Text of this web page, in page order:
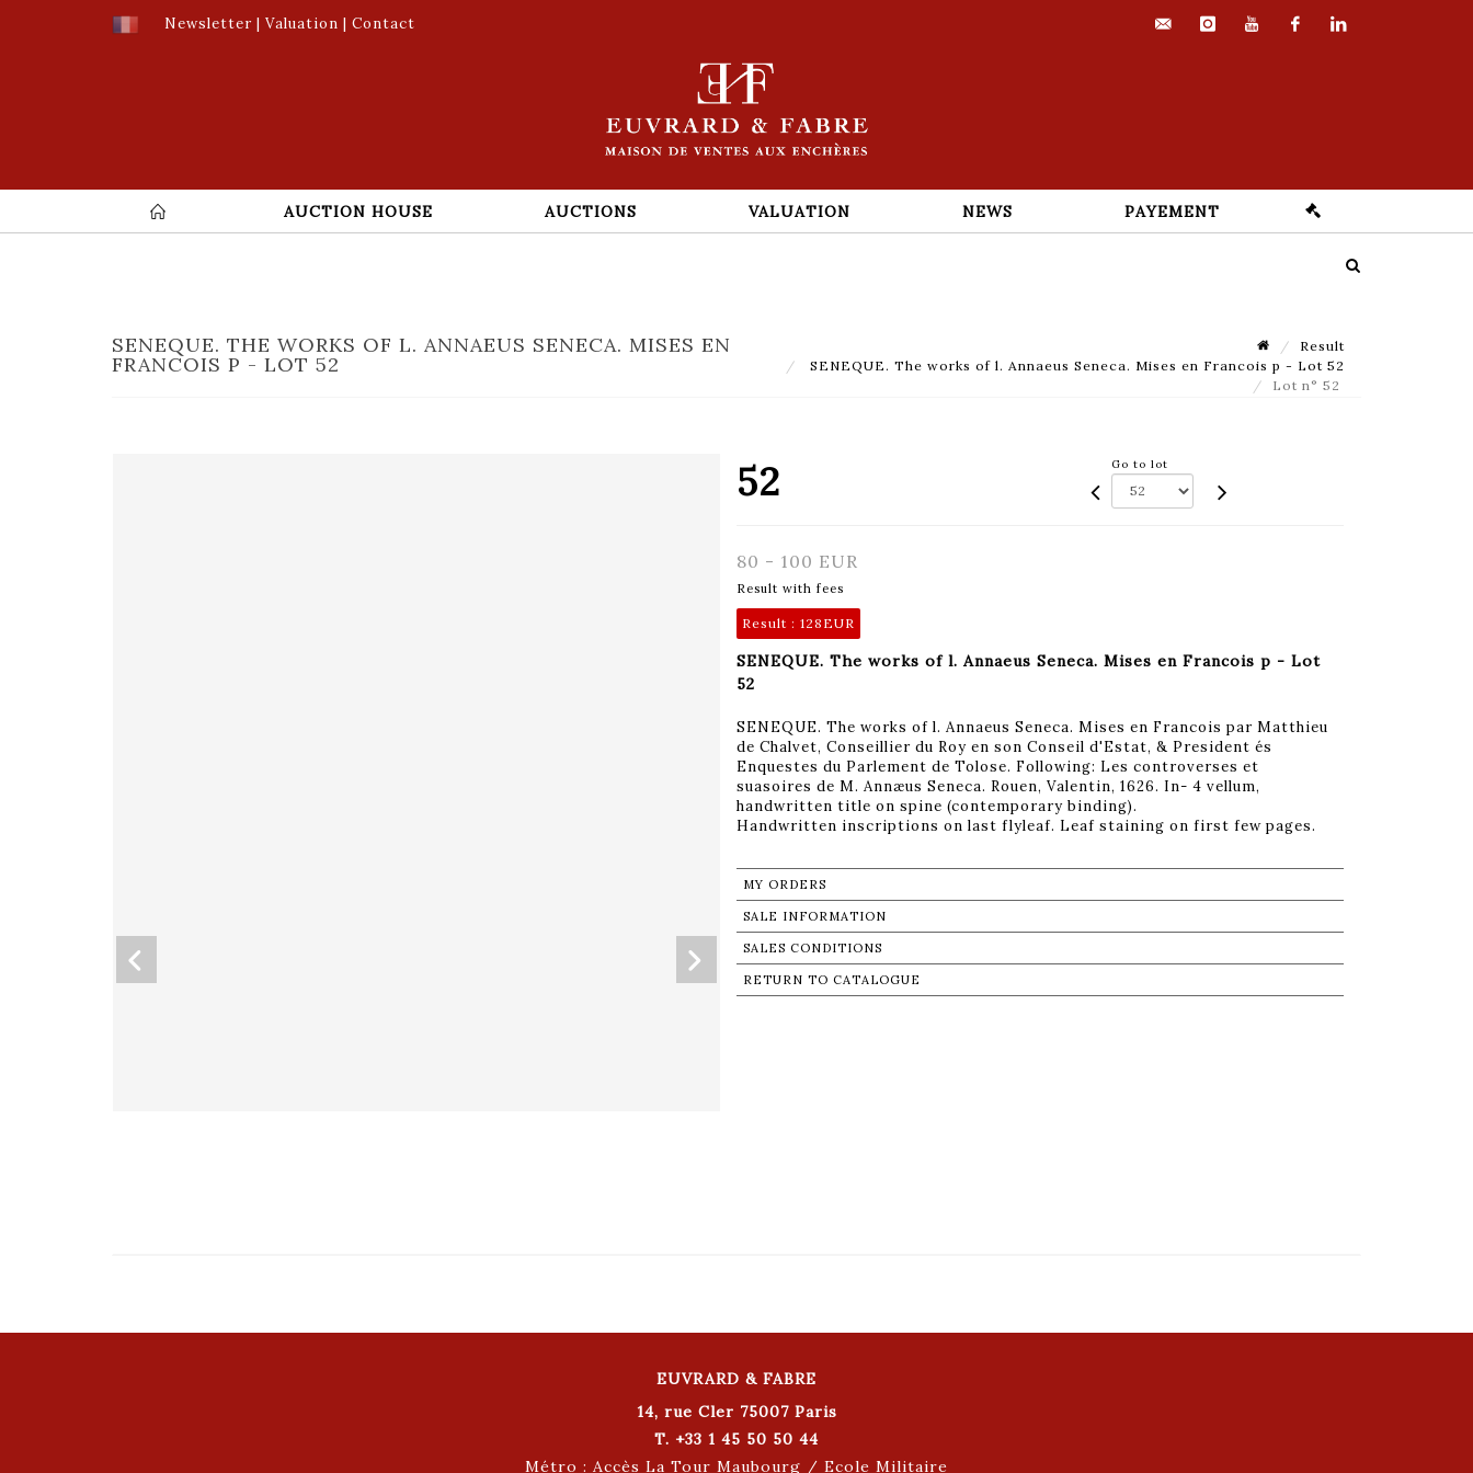
Newsletter | Valuation | Contact
AUCTION HOUSE AUCTIONS VALUATION NEWS PAYEMENT
SENEQUE. THE WORKS OF L. ANNAEUS SENECA. MISES EN
FRANCOIS P - LOT 52
Result
SENEQUE. The works of l. Annaeus Seneca. Mises en Francois p - Lot 52
Lot n° 52
52 Go to lot
80 - 100 EUR
Result with fees
Result : 128EUR
SENEQUE. The works of l. Annaeus Seneca. Mises en Francois p - Lot
52
SENEQUE. The works of l. Annaeus Seneca. Mises en Francois par Matthieu
de Chalvet, Conseillier du Roy en son Conseil d'Estat, & President és
Enquestes du Parlement de Tolose. Following: Les controverses et
suasoires de M. Annæus Seneca. Rouen, Valentin, 1626. In- 4 vellum,
handwritten title on spine (contemporary binding).
Handwritten inscriptions on last flyleaf. Leaf staining on first few pages.
MY ORDERS
SALE INFORMATION
SALES CONDITIONS
RETURN TO CATALOGUE
EUVRARD & FABRE
14, rue Cler 75007 Paris
T. +33 1 45 50 50 44
Métro : Accès La Tour Maubourg / Ecole Militaire